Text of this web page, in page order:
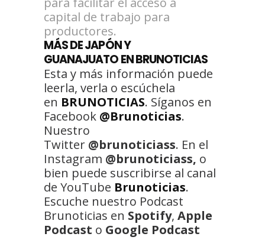
capital de trabajo para
productores.
MÁSDE JAPÓN Y
GUANAJUATOEN BRUNOTICIAS
Esta y más información puede
leerla, verla o escúchela
en BRUNOTICIAS. Síganos en
Facebook @Brunoticias.
Nuestro
Twitter @brunoticiass. En el
Instagram @brunoticiass, o
bien puede suscribirse al canal
de YouTube Brunoticias.
Escuche nuestro Podcast
Brunoticias en Spotify, Apple
Podcast o Google Podcast